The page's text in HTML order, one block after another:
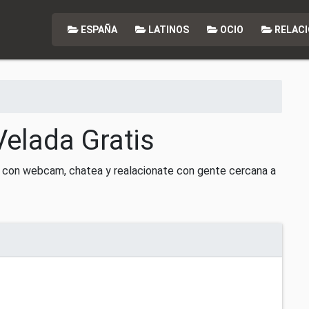
ESPAÑA LATINOS OCIO
Gratis
con webcam, chatea y realacionate con gente cercana a